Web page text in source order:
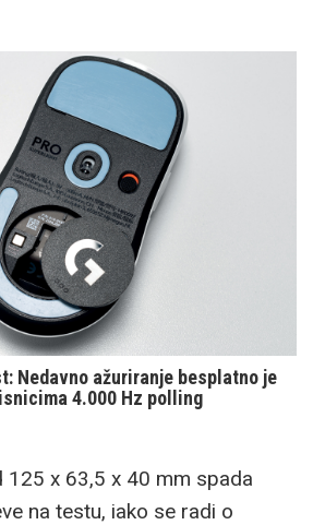
Nedavno ažuriranje besplatno je
4.000 Hz polling
125 x 63,5 x 40 mm spada
na testu, iako se radi o